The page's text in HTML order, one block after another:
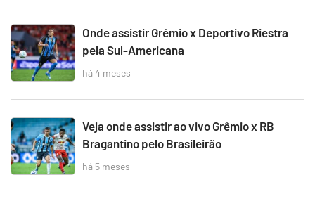
Onde assistir Grêmio x Deportivo Riestra
pela Sul-Americana
há 4 meses
Veja onde assistir ao vivo Grêmio x RB
Bragantino pelo Brasileirão
há 5 meses